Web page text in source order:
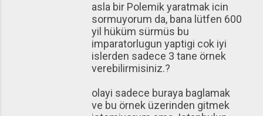
asla bir Polemik yaratmak icin
sormuyorum da, bana lütfen 600
yil hüküm sürmüs bu
imparatorlugun yaptigi cok iyi
islerden sadece 3 tane örnek
verebilirmisiniz.?
olayi sadece buraya baglamak
ve bu örnek üzerinden gitmek